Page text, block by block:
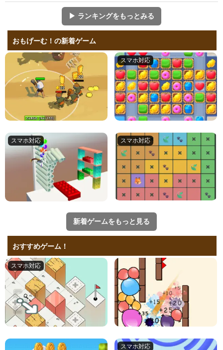
▶ ランキングをもっとみる
おもげーむ！の新着ゲーム
新着ゲームをもっと見る
おすすめゲーム！